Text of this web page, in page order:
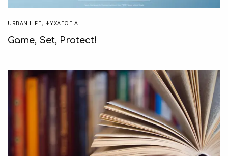
URBAN LIFE, ΨΥΧΑΓΩΓΙΑ
Game, Set, Protect!